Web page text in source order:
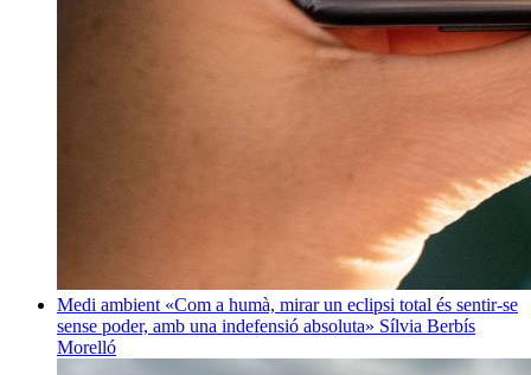
Medi ambient «Com a humà, mirar un eclipsi total és sentir-se
sense poder, amb una indefensió absoluta» Sílvia Berbís
Morelló